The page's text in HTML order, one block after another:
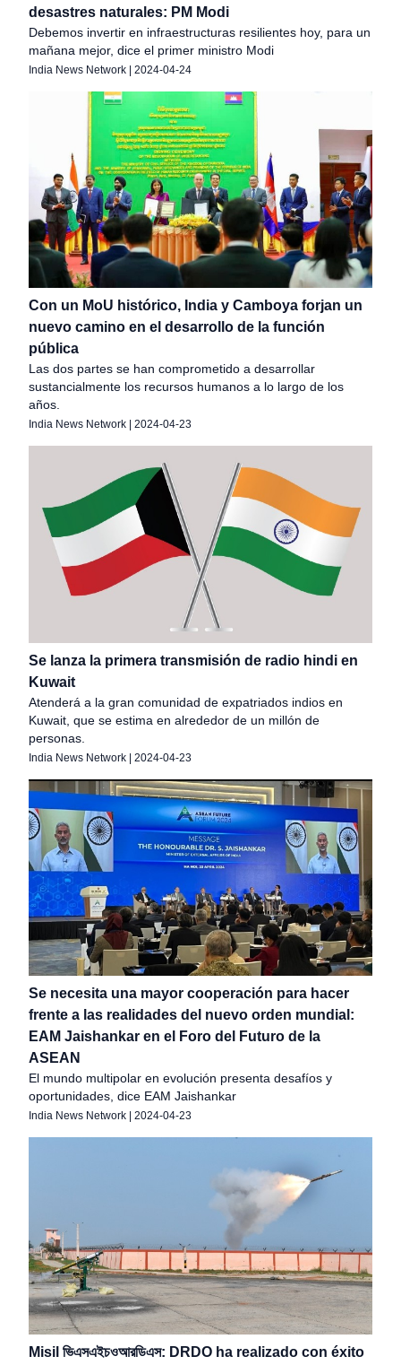
desastres naturales: PM Modi
Debemos invertir en infraestructuras resilientes hoy, para un
mañana mejor, dice el primer ministro Modi
India News Network | 2024-04-24
Con un MoU histórico, India y Camboya forjan un
nuevo camino en el desarrollo de la función
pública
Las dos partes se han comprometido a desarrollar
sustancialmente los recursos humanos a lo largo de los
años.
India News Network 2024-04-23
Se lanza la primera transmisión de radio hindi en
Kuwait
Atenderá a la gran comunidad de expatriados indios en
Kuwait, que se estima en alrededor de un millón de
personas.
India News Network | 2024-04-23
Se necesita una mayor cooperación para hacer
frente a las realidades del nuevo orden mundial:
EAM Jaishankar en el Foro del Futuro de la
ASEAN
El mundo multipolar en evolución presenta desafíos y
oportunidades, dice EAM Jaishankar
India News Network 2024-04-23
Misil ভিএসএইচওআরডিএস: DRDO ha realizado con éxito